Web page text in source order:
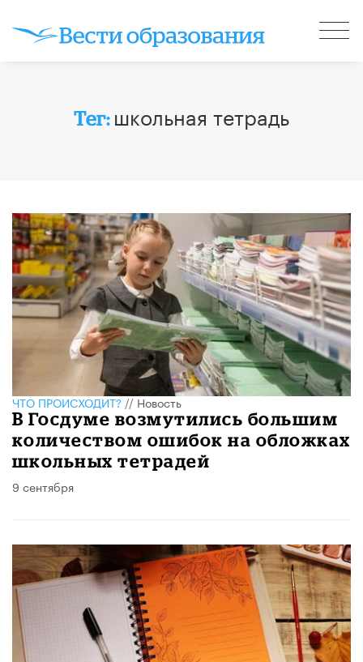
Тег: школьная тетрадь
ЧТО ПРОИСХОДИТ?//Новость
В Госдуме возмутились большим
количеством ошибок на обложках
школьных тетрадей
9 сентября